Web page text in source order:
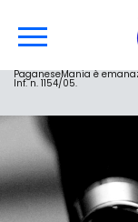
PaganeseMania è
Inf. n. 1154/05.